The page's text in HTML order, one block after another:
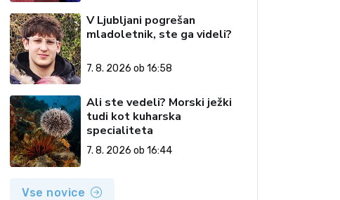
V Ljubljani pogrešan
mladoletnik, ste ga videli?
7. 8. 2026 ob 16:58
Ali ste vedeli? Morski ježki
tudi kot kuharska
specialiteta
7. 8. 2026 ob 16:44
Vse novice